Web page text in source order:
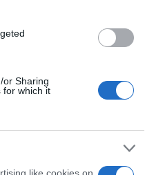
or Sharing
for which it
like cookies on
βλέπει
μέσα